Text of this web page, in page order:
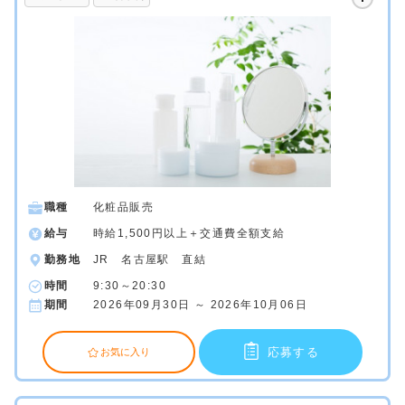
職種 化粧品販売
給与 時給1,500円以上＋交通費全額支給
勤務地 JR 名古屋駅 直結
時間
9:30～20:30
期間
2026年09月30日 ～ 2026年10月06日
お気に入り 応募する